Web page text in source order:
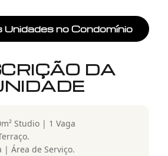
Unidades no Condomínio
DA
Studio | 1 Vaga
| Área de Serviço.